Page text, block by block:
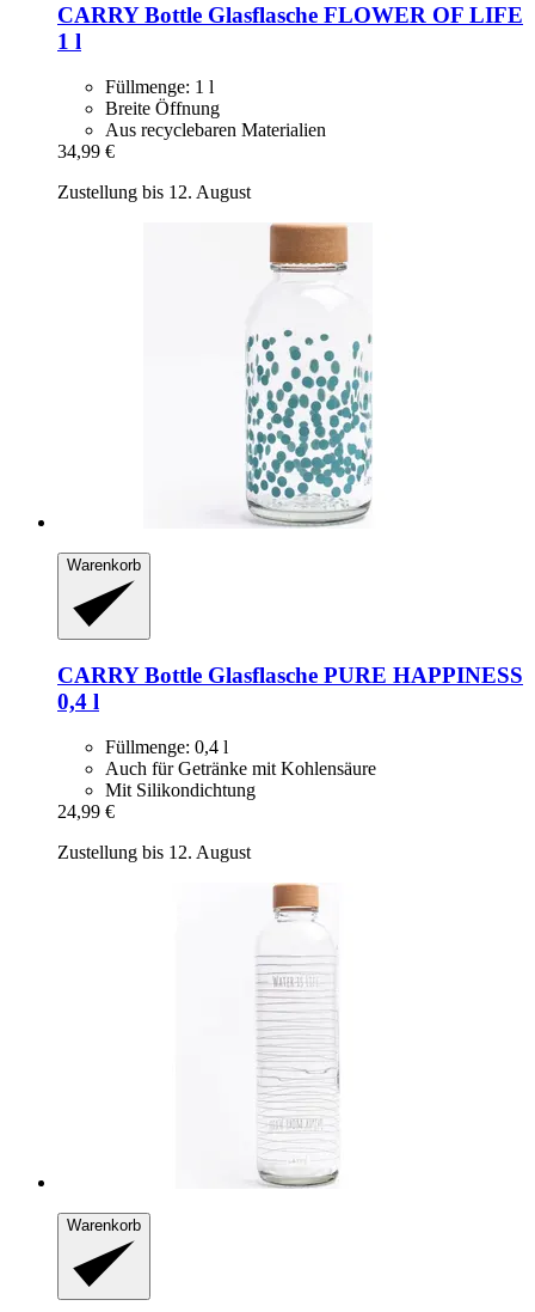
CARRY Bottle Glasflasche FLOWER OF LIFE
1 l
Füllmenge: 1 l
Breite Öffnung
Aus recyclebaren Materialien
34,99 €
Zustellung bis 12. August
Warenkorb
CARRY Bottle Glasflasche PURE HAPPINESS
0,4 l
Füllmenge: 0,4 l
Auch für Getränke mit Kohlensäure
Mit Silikondichtung
24,99 €
Zustellung bis 12. August
Warenkorb